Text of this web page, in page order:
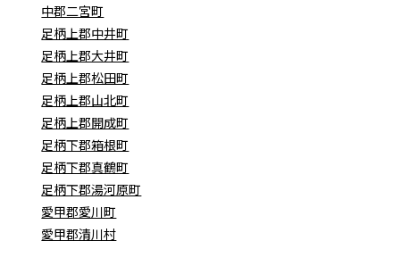
中郡二宮町
足柄上郡中井町
足柄上郡大井町
足柄上郡松田町
足柄上郡山北町
足柄上郡開成町
足柄下郡箱根町
足柄下郡真鶴町
足柄下郡湯河原町
愛甲郡愛川町
愛甲郡清川村